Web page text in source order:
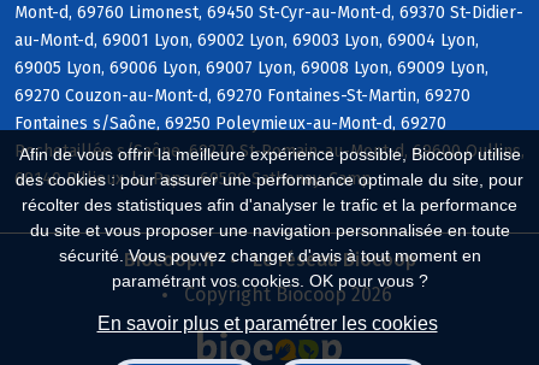
Afin de vous offrir la meilleure expérience possible, Biocoop utilise
des cookies : pour assurer une performance optimale du site, pour
récolter des statistiques afin d'analyser le trafic et la performance
du site et vous proposer une navigation personnalisée en toute
sécurité. Vous pouvez changer d'avis à tout moment en
paramétrant vos cookies. OK pour vous ?
En savoir plus et paramétrer les cookies
Mont-d, 69760 Limonest, 69450 St-Cyr-au-Mont-d, 69370 St-Didier-
au-Mont-d, 69001 Lyon, 69002 Lyon, 69003 Lyon, 69004 Lyon,
69005 Lyon, 69006 Lyon, 69007 Lyon, 69008 Lyon, 69009 Lyon,
69270 Couzon-au-Mont-d, 69270 Fontaines-St-Martin, 69270
Fontaines s/Saône, 69250 Poleymieux-au-Mont-d, 69270
Rochetaillée s/Saône, 69270 St-Romain-au-Mont-d, 69600 Oullins,
69140 Rillieux-la-Pape, 69580 Sathonay-Camp
Biocoop.fr
Le réseau Biocoop
Copyright Biocoop 2026